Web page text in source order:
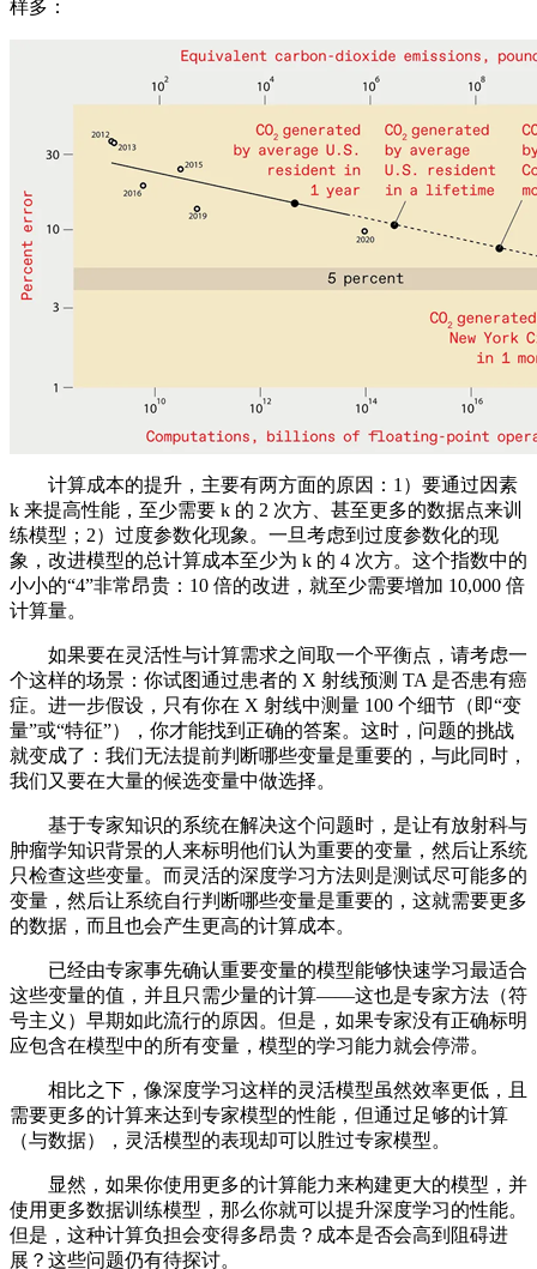
样多：
计算成本的提升，主要有两方面的原因：1）要通过因素
k 来提高性能，至少需要 k 的 2 次方、甚至更多的数据点来训
练模型；2）过度参数化现象。一旦考虑到过度参数化的现
象，改进模型的总计算成本至少为 k 的 4 次方。这个指数中的
小小的“4”非常昂贵：10 倍的改进，就至少需要增加 10,000 倍
计算量。
如果要在灵活性与计算需求之间取一个平衡点，请考虑一
个这样的场景：你试图通过患者的 X 射线预测 TA 是否患有癌
症。进一步假设，只有你在 X 射线中测量 100 个细节（即“变
量”或“特征”），你才能找到正确的答案。这时，问题的挑战
就变成了：我们无法提前判断哪些变量是重要的，与此同时，
我们又要在大量的候选变量中做选择。
基于专家知识的系统在解决这个问题时，是让有放射科与
肿瘤学知识背景的人来标明他们认为重要的变量，然后让系统
只检查这些变量。而灵活的深度学习方法则是测试尽可能多的
变量，然后让系统自行判断哪些变量是重要的，这就需要更多
的数据，而且也会产生更高的计算成本。
已经由专家事先确认重要变量的模型能够快速学习最适合
这些变量的值，并且只需少量的计算——这也是专家方法（符
号主义）早期如此流行的原因。但是，如果专家没有正确标明
应包含在模型中的所有变量，模型的学习能力就会停滞。
相比之下，像深度学习这样的灵活模型虽然效率更低，且
需要更多的计算来达到专家模型的性能，但通过足够的计算
（与数据），灵活模型的表现却可以胜过专家模型。
显然，如果你使用更多的计算能力来构建更大的模型，并
使用更多数据训练模型，那么你就可以提升深度学习的性能。
但是，这种计算负担会变得多昂贵？成本是否会高到阻碍进
展？这些问题仍有待探讨。